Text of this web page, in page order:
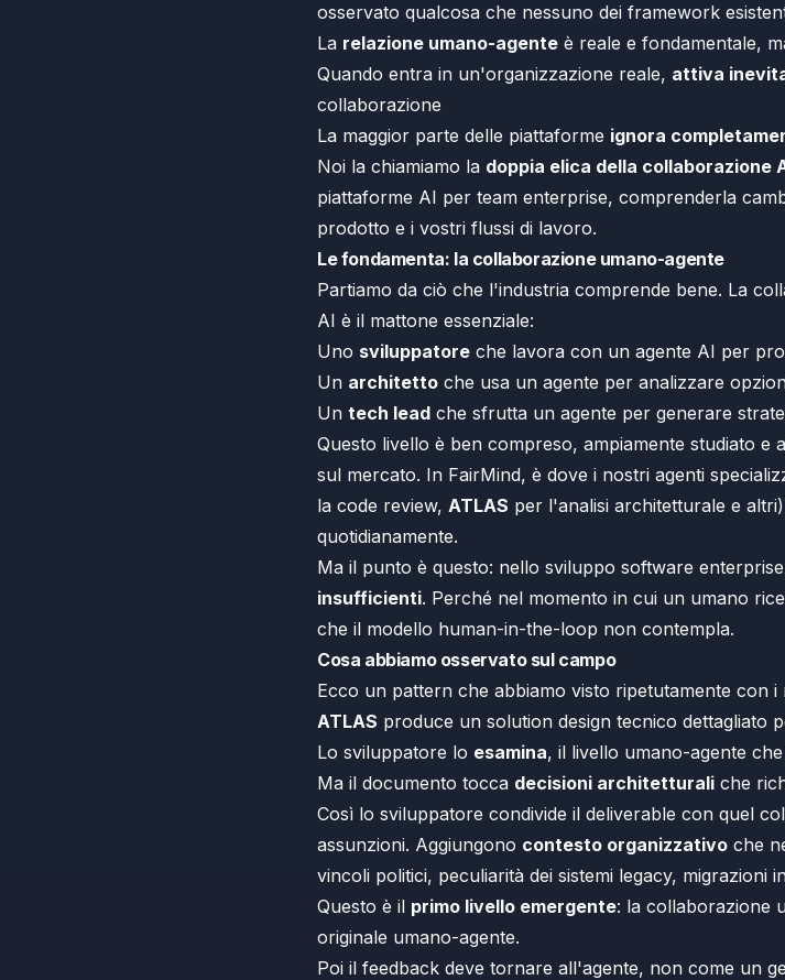
osservato qualcosa che nessuno dei framework
La relazione umano-agente è reale e fondamentale,
Quando entra in un'organizzazione reale, attiva
collaborazione
La maggior parte delle piattaforme ignora
Noi la chiamiamo la doppia elica della collaborazione
piattaforme AI per team enterprise, comprenderla
prodotto e i vostri flussi di lavoro.
Le fondamenta: la collaborazione umano-agente
Partiamo da ciò che l'industria comprende bene. La
AI è il mattone essenziale:
Uno sviluppatore che lavora con un agente AI per
Un architetto che usa un agente per analizzare
Un tech lead che sfrutta un agente per generare
Questo livello è ben compreso, ampiamente studiato
sul mercato. In FairMind, è dove i nostri agenti
la code review, ATLAS per l'analisi architetturale e
quotidianamente.
Ma il punto è questo: nello sviluppo software
insufficienti. Perché nel momento in cui un umano
che il modello human-in-the-loop non contempla.
Cosa abbiamo osservato sul campo
Ecco un pattern che abbiamo visto ripetutamente con i
ATLAS produce un solution design tecnico dettagliato
Lo sviluppatore lo esamina, il livello umano-agente
Ma il documento tocca decisioni architetturali che
Così lo sviluppatore condivide il deliverable con quel
assunzioni. Aggiungono contesto organizzativo che
vincoli politici, peculiarità dei sistemi legacy, migrazioni
Questo è il primo livello emergente: la collaborazione
originale umano-agente.
Poi il feedback deve tornare all'agente, non come un